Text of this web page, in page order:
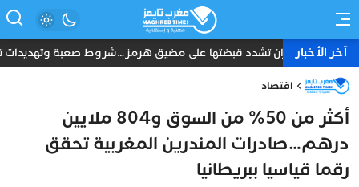
آخر الأخبارإيران تشدد قبضتها على مضيق هرمز…شروط صعبة وتهديدات
اقتصاد
أكثر من 50% من السوق و804 ملايين
درهم…صادرات المندرين المغربية تحقق
رقما قياسيا ببريطانيا